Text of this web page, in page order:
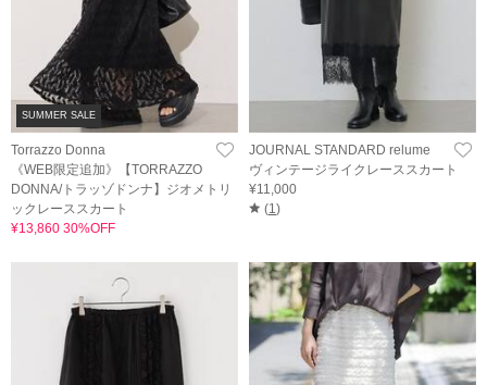
SUMMER SALE
Torrazzo Donna
《WEB限定追加》【TORRAZZO
DONNA/トラッゾドンナ】ジオメトリ
ックレーススカート
¥13,860 30%OFF
JOURNAL STANDARD relume
ヴィンテージライクレーススカート
¥11,000
(1 )